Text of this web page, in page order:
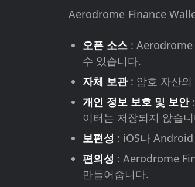
Aerodrome Finance
오픈 소스 : Aerodrome
수 있습니다.
자체 보관 : 암호 자산
개인 정보 보호 및 보안
이터는 저장되지 않습
보편성 : iOS나
편의성 : Aerodrome
만들어줍니다.